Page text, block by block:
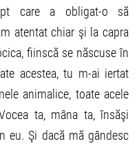
care a obligat-o să
atentat chiar şi la capra
fiinscă se născuse în
acestea, tu m-ai iertat
animalice, toate acele
ta, mâna ta, însăşi
eu. Şi dacă mă gândesc